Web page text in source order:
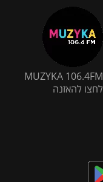
MUZYKA 106.4FM
לחצו להאזנה